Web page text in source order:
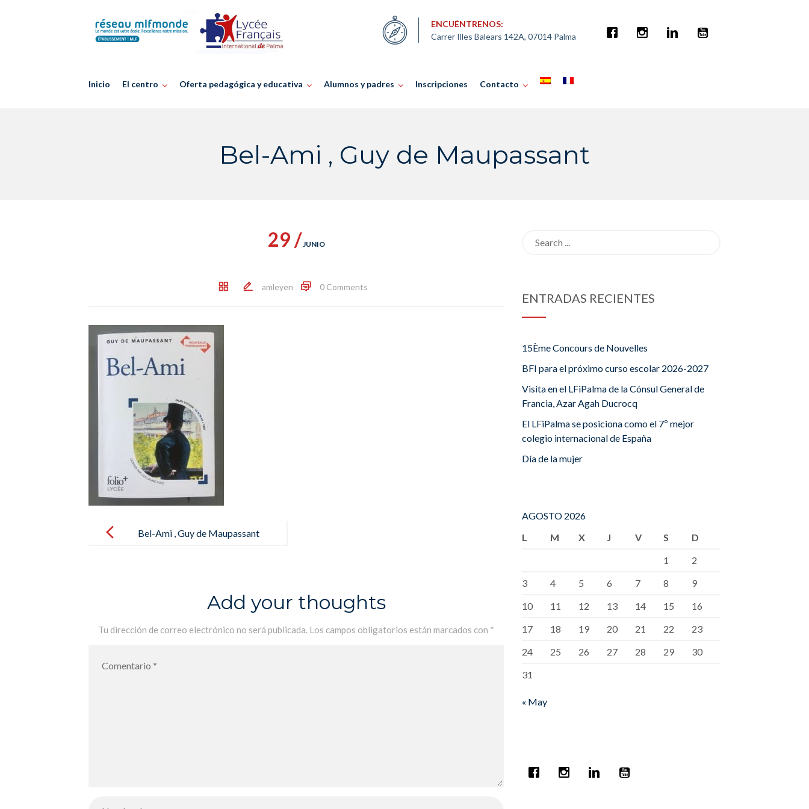
ENCUÉNTRENOS:
Carrer Illes Balears 142A, 07014 Palma
Inicio El centro Oferta pedagógica y educativa Alumnos y padres Inscripciones Contacto
Bel-Ami , Guy de Maupassant
29 /JUNIO
amleyen 0 Comments
navigation
Bel-Ami , Guy de Maupassant
Add your thoughts
Tu dirección de correo electrónico no será publicada. Los campos obligatorios están marcados con *
ENTRADAS RECIENTES
15Ème Concours de Nouvelles
BFI para el próximo curso escolar 2026-2027
Visita en el LFiPalma de la Cónsul General de
Francia, Azar Agah Ducrocq
El LFiPalma se posiciona como el 7º mejor
colegio internacional de España
Día de la mujer
AGOSTO 2026
L
M X J V S
D
1
2
3
4 5 6 7 8
9
10
11 12 13 14 15
16
17
18 19 20 21 22
23
24
25 26 27 28 29
30
31
« May